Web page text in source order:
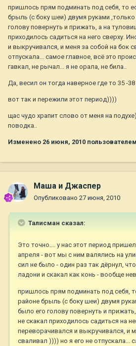
пришлось прям подминать под себя, то
брыль (с боку шеи) двумя руками
голову повернуть и прижать, а на
приходилось садиться на него сверху.
и выкручивался, и меня за собой на бок
отпускала... самое главное, всё это
гавкал, не рычал... я не орала, не била..
Да, весил он тогда наверное где то 35 -38
вот так и пережили этот период))))
щас чудо храпит слово от меня на
поводка..
Изменено 26 июня, 2010
Маша и Джаспер
Опубликовано 27 июня, 2010
Талисман сказал:
Это точно.... у нас этот период
апреля - вот мы с ним валялись на
сил не было - один раз так дёрнул,
ладони и скакал как конь - вообще
пришлось прям подминать под себя,
районе брыль (с боку шеи) двумя
было его голову повернуть и
не скакал приходилось садиться на
переворачивался и выкручивался, и
сваливал )))) но я его не отпускала...